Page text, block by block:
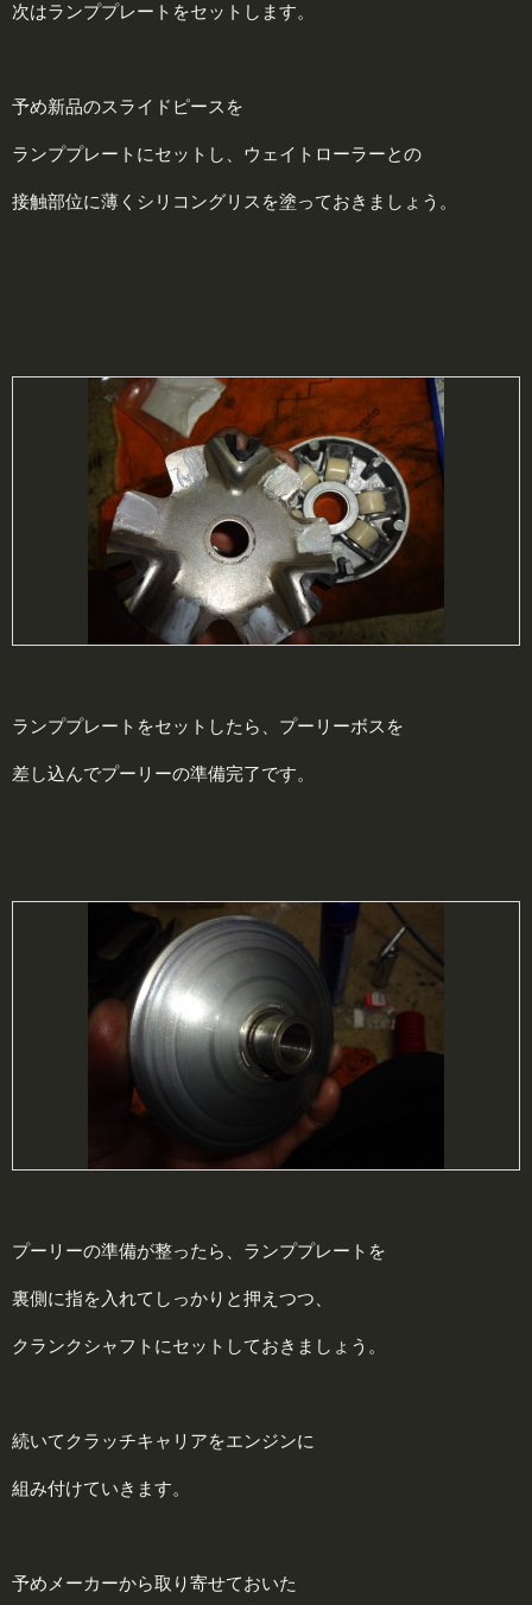
次はランププレートをセットします。
予め新品のスライドピースを
ランププレートにセットし、ウェイトローラーとの
接触部位に薄くシリコングリスを塗っておきましょう。
ランププレートをセットしたら、プーリーボスを
差し込んでプーリーの準備完了です。
プーリーの準備が整ったら、ランププレートを
裏側に指を入れてしっかりと押えつつ、
クランクシャフトにセットしておきましょう。
続いてクラッチキャリアをエンジンに
組み付けていきます。
予めメーカーから取り寄せておいた